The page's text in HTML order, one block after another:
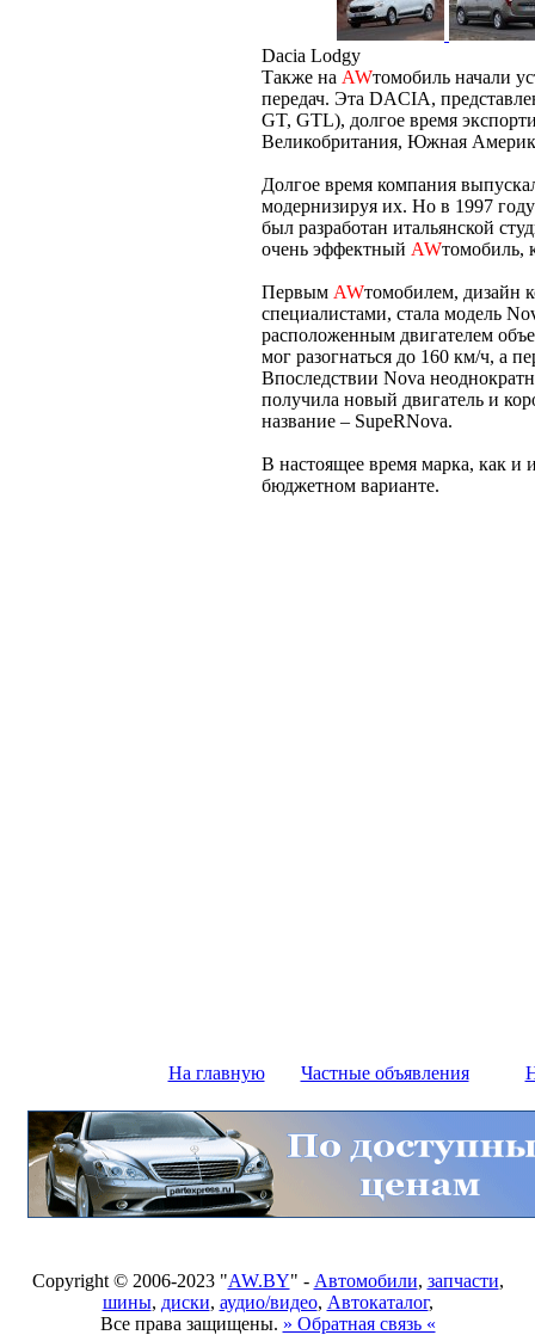
Dacia Lodgy
Также на AWтомобиль начали
передач. Эта DACIA,
GT, GTL), долгое время
Великобритания, Южная
Долгое время компания
модернизируя их. Но в 1997
был разработан итальянской
очень эффектный AWтомобиль,
Первым AWтомобилем, дизайн
специалистами, стала модель
расположенным двигателем
мог разогнаться до 160 км/ч, а
Впоследствии Nova
получила новый двигатель и
название – SupeRNova.
В настоящее время марка, как и
бюджетном варианте.
На главную Частные объявления
Copyright © 2006-2023 "AW.BY" - Автомобили, запчасти,
шины, диски, аудио/видео, Автокаталог,
Все права защищены. » Обратная связь «